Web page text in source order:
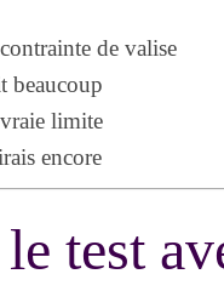
de valise
beaucoup
limite
encore
test